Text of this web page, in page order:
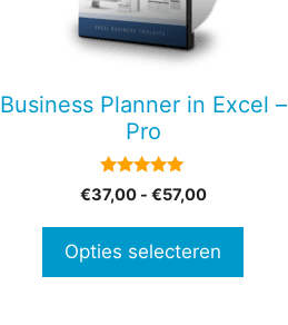
Business Planner in Excel –
Pro
5.00
van 5
€37,00 - €57,00Prijsklasse:
€57,00
Opties selecteren
worden
productpagina